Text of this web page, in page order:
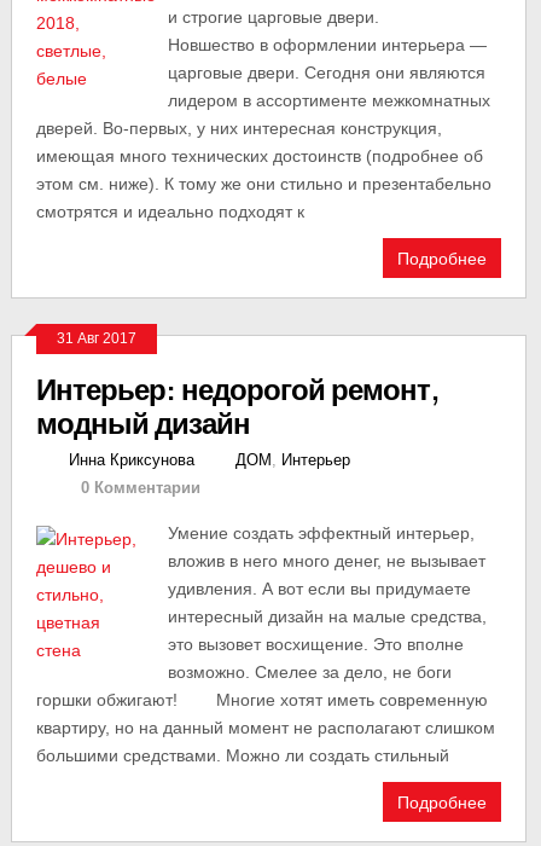
и строгие царговые двери.
Новшество в оформлении интерьера —
царговые двери. Сегодня они являются
лидером в ассортименте межкомнатных
дверей. Во-первых, у них интересная конструкция,
имеющая много технических достоинств (подробнее об
этом см. ниже). К тому же они стильно и презентабельно
смотрятся и идеально подходят к
Подробнее
31 Авг 2017
Интерьер: недорогой ремонт,
модный дизайн
Инна Криксунова ДОМ , Интерьер
0 Комментарии
Умение создать эффектный интерьер,
вложив в него много денег, не вызывает
удивления. А вот если вы придумаете
интересный дизайн на малые средства,
это вызовет восхищение. Это вполне
возможно. Смелее за дело, не боги
горшки обжигают! Многие хотят иметь современную
квартиру, но на данный момент не располагают слишком
большими средствами. Можно ли создать стильный
Подробнее